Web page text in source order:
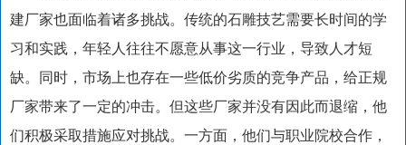
建厂家也面临着诸多挑战。传统的石雕技艺需要长时间的学
习和实践，年轻人往往不愿意从事这一行业，导致人才短
缺。同时，市场上也存在一些低价劣质的竞争产品，给正规
厂家带来了一定的冲击。但这些厂家并没有因此而退缩，他
们积极采取措施应对挑战。一方面，他们与职业院校合作，